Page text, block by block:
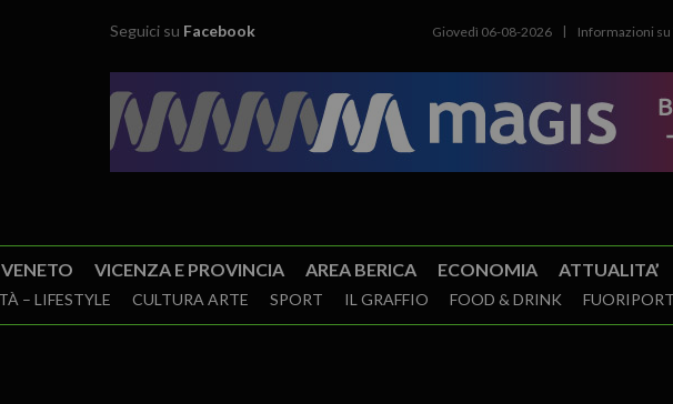
Seguici su Facebook Giovedì 06-08-2026 Informazioni su
VENETO VICENZA E PROVINCIA AREA BERICA ECONOMIA ATTUALITA’
– LIFESTYLE CULTURA ARTE SPORT IL GRAFFIO FOOD & DRINK